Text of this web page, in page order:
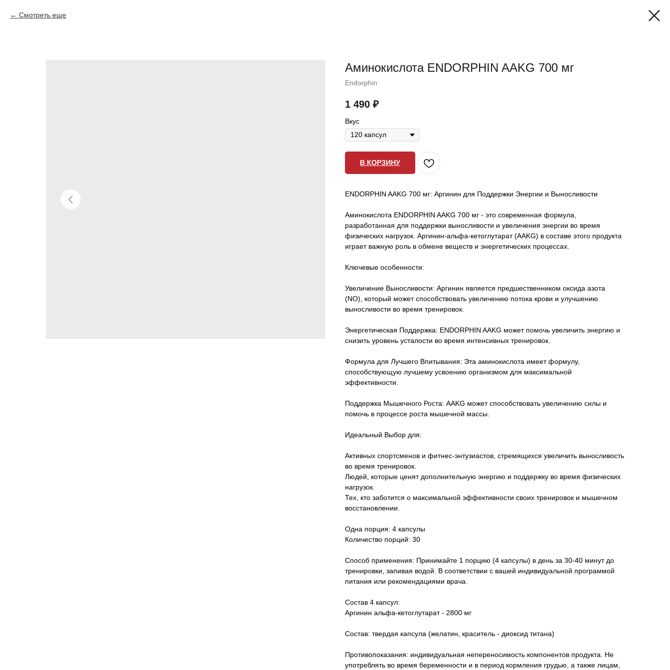
Смотреть еще
Аминокислота ENDORPHIN AAKG 700 мг
Endorphin
1 490 ₽
Вкус
В КОРЗИНУ
ENDORPHIN AAKG 700 мг: Аргинин для Поддержки Энергии и Выносливости
Аминокислота ENDORPHIN AAKG 700 мг - это современная формула,
разработанная для поддержки выносливости и увеличения энергии во время
физических нагрузок. Аргинин-альфа-кетоглутарат (AAKG) в составе этого продукта
играет важную роль в обмене веществ и энергетических процессах.
Ключевые особенности:
Увеличение Выносливости: Аргинин является предшественником оксида азота
(NO), который может способствовать увеличению потока крови и улучшению
выносливости во время тренировок.
Энергетическая Поддержка: ENDORPHIN AAKG может помочь увеличить энергию и
снизить уровень усталости во время интенсивных тренировок.
Формула для Лучшего Впитывания: Эта аминокислота имеет формулу,
способствующую лучшему усвоению организмом для максимальной
эффективности.
Поддержка Мышечного Роста: AAKG может способствовать увеличению силы и
помочь в процессе роста мышечной массы.
Идеальный Выбор для:
Активных спортсменов и фитнес-энтузиастов, стремящихся увеличить выносливость
во время тренировок.
Людей, которые ценят дополнительную энергию и поддержку во время физических
нагрузок.
Тех, кто заботится о максимальной эффективности своих тренировок и мышечном
восстановлении.
Одна порция: 4 капсулы
Количество порций: 30
Способ применения: Принимайте 1 порцию (4 капсулы) в день за 30-40 минут до
тренировки, запивая водой. В соответствии с вашей индивидуальной программой
питания или рекомендациями врача.
Состав 4 капсул:
Аргинин альфа-кетоглутарат - 2800 мг
Состав: твердая капсула (желатин, краситель - диоксид титана)
Противопоказания: индивидуальная непереносимость компонентов продукта. Не
употреблять во время беременности и в период кормления грудью, а также лицам,